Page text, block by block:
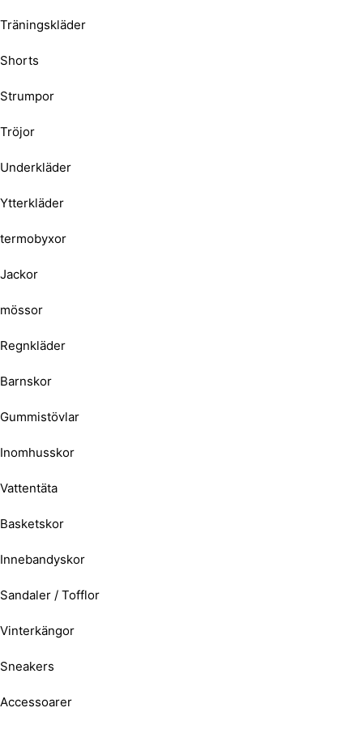
Träningskläder
Shorts
Strumpor
Tröjor
Underkläder
Ytterkläder
termobyxor
Jackor
mössor
Regnkläder
Barnskor
Gummistövlar
Inomhusskor
Vattentäta
Basketskor
Innebandyskor
Sandaler / Tofflor
Vinterkängor
Sneakers
Accessoarer